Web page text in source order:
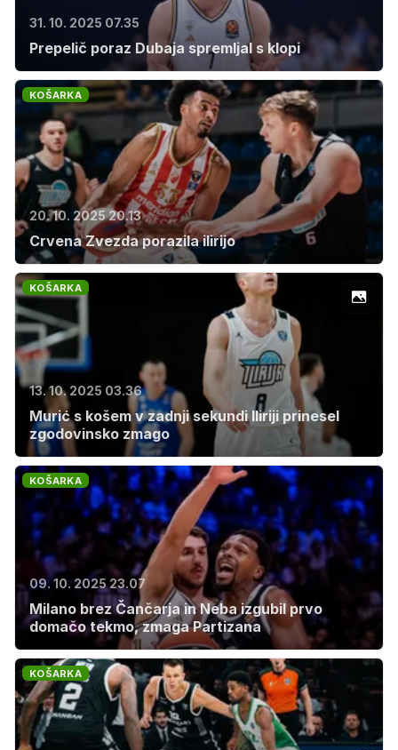
31. 10. 2025 07.35
Prepelič poraz Dubaja spremljal s klopi
KOŠARKA
20. 10. 2025 20.13
Crvena Zvezda porazila ilirijo
KOŠARKA
13. 10. 2025 03.36
Murić s košem v zadnji sekundi Iliriji prinesel
zgodovinsko zmago
KOŠARKA
09. 10. 2025 23.07
Milano brez Čančarja in Neba izgubil prvo
domačo tekmo, zmaga Partizana
KOŠARKA